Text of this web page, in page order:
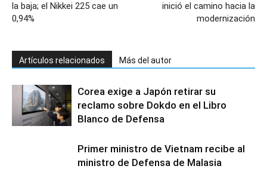
la baja; el Nikkei 225 cae un
0,94%
inició el camino hacia la
modernización
Artículos relacionados Más del autor
Corea exige a Japón retirar su
reclamo sobre Dokdo en el Libro
Blanco de Defensa
Primer ministro de Vietnam recibe al
ministro de Defensa de Malasia